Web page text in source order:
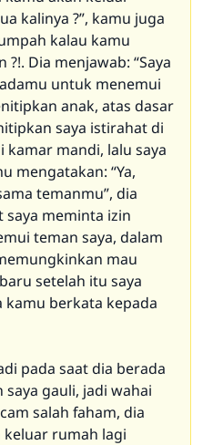
kalinya ?”, kamu juga
kalau kamu
Dia menjawab: “Saya
untuk menemui
anak, atas dasar
saya istirahat di
mandi, lalu saya
mengatakan: “Ya,
temanmu”, dia
saya meminta izin
teman saya, dalam
mau
setelah itu saya
kamu berkata kepada
pada saat dia berada
gauli, jadi wahai
salah faham, dia
rumah lagi